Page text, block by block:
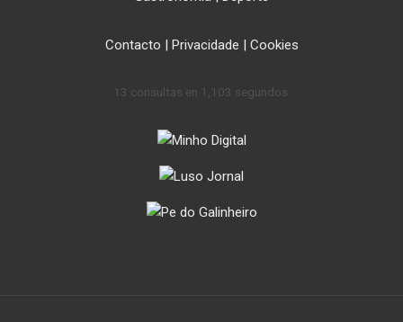
Contacto | Privacidade | Cookies
13 consultas en 1,103 segundos.